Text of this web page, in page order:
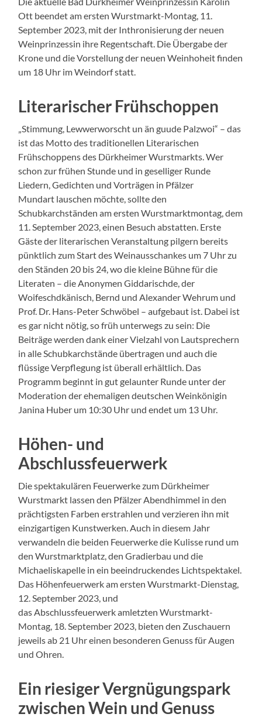
Ott beendet am ersten Wurstmarkt-Montag, 11.
September 2023, mit der Inthronisierung der neuen
Weinprinzessin ihre Regentschaft. Die Übergabe der
Krone und die Vorstellung der neuen Weinhoheit finden
um 18 Uhr im Weindorf statt.
Literarischer Frühschoppen
„Stimmung, Lewwerworscht un än guude Palzwoi“ – das
ist das Motto des traditionellen Literarischen
Frühschoppens des Dürkheimer Wurstmarkts. Wer
schon zur frühen Stunde und in geselliger Runde
Liedern, Gedichten und Vorträgen in Pfälzer
Mundart lauschen möchte, sollte den
Schubkarchständen am ersten Wurstmarktmontag, dem
11. September 2023, einen Besuch abstatten. Erste
Gäste der literarischen Veranstaltung pilgern bereits
pünktlich zum Start des Weinausschankes um 7 Uhr zu
den Ständen 20 bis 24, wo die kleine Bühne für die
Literaten – die Anonymen Giddarischde, der
Woifeschdkänisch, Bernd und Alexander Wehrum und
Prof. Dr. Hans-Peter Schwöbel – aufgebaut ist. Dabei ist
es gar nicht nötig, so früh unterwegs zu sein: Die
Beiträge werden dank einer Vielzahl von Lautsprechern
in alle Schubkarchstände übertragen und auch die
flüssige Verpflegung ist überall erhältlich. Das
Programm beginnt in gut gelaunter Runde unter der
Moderation der ehemaligen deutschen Weinkönigin
Janina Huber um 10:30 Uhr und endet um 13 Uhr.
Höhen- und
Abschlussfeuerwerk
Die spektakulären Feuerwerke zum Dürkheimer
Wurstmarkt lassen den Pfälzer Abendhimmel in den
prächtigsten Farben erstrahlen und verzieren ihn mit
einzigartigen Kunstwerken. Auch in diesem Jahr
verwandeln die beiden Feuerwerke die Kulisse rund um
den Wurstmarktplatz, den Gradierbau und die
Michaeliskapelle in ein beeindruckendes Lichtspektakel.
Das Höhenfeuerwerk am ersten Wurstmarkt-Dienstag,
12. September 2023, und
das Abschlussfeuerwerk amletzten Wurstmarkt-
Montag, 18. September 2023, bieten den Zuschauern
jeweils ab 21 Uhr einen besonderen Genuss für Augen
und Ohren.
Ein riesiger Vergnügungspark
zwischen Wein und Genuss